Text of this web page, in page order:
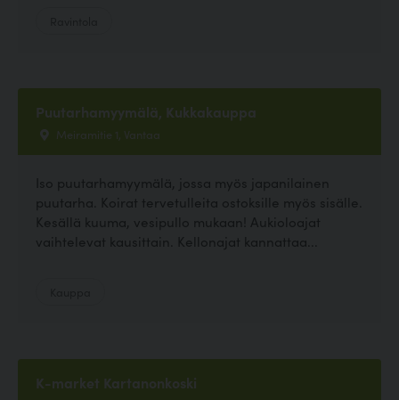
Puutarhamyymälä, Kukkakauppa
Meiramitie 1, Vantaa
Iso puutarhamyymälä, jossa myös japanilainen
puutarha. Koirat tervetulleita ostoksille myös sisälle.
Kesällä kuuma, vesipullo mukaan! Aukioloajat
vaihtelevat kausittain. Kellonajat kannattaa...
K-market Kartanonkoski